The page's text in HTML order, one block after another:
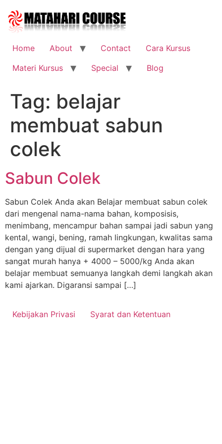
content
Home
About Contact
Cara Kursus
Materi Kursus
Special Blog
Tag: belajar
membuat sabun
colek
Sabun Colek
Sabun Colek Anda akan Belajar membuat sabun colek
dari mengenal nama-nama bahan, komposisis,
menimbang, mencampur bahan sampai jadi sabun yang
kental, wangi, bening, ramah lingkungan, kwalitas sama
dengan yang dijual di supermarket dengan hara yang
sangat murah hanya + 4000 – 5000/kg Anda akan
belajar membuat semuanya langkah demi langkah akan
kami ajarkan. Digaransi sampai […]
Kebijakan Privasi Syarat dan Ketentuan